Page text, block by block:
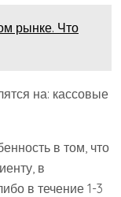
рынке. Что
на: кассовые
в том, что
в
в течение 1-3